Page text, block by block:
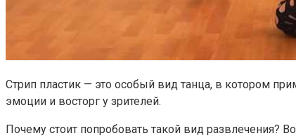
Стрип пластик — это особый вид танца, в котором
эмоции и восторг у зрителей.
Почему стоит попробовать такой вид развлечения?